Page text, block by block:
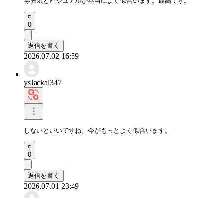
0
返信を書く
2026.07.02 16:59
ysJackal347
しないといいですね。今がもっとよく似合います。
0
返信を書く
2026.07.01 23:49